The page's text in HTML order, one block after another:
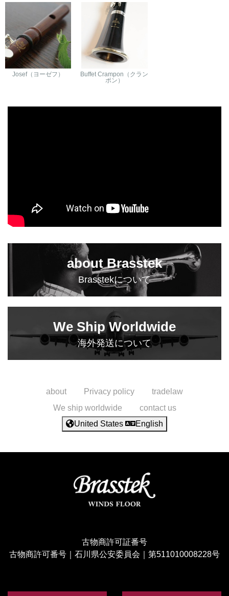
Josef（ヨーゼフ）
Buffet Crampon（クラン
ポン）
about Brasstek
Brasstekについて
We Ship Worldwide
海外発送について
about Privacy policy
tradelaw
We ship worldwide
contact us
United States
English
古物商許可証番号
古物商許可番号｜石川県公安委員会｜第511010008228号